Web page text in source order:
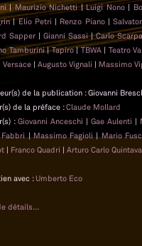
|Maurizio Nichetti|Luigi Nono|
|Elio Petri | Renzo Piano|
Sapper| Gianni Sassi|Carlo Scarpa
Tamburini|Tapiro|TBWA| Teatro
Versace | Augusto Vignali | Massimo
de la publication : Giovanni
de la préface :Claude Mollard
: Giovanni Anceschi | Gae Aulenti |
Fabbri|Massimo Fagioli|Mario
| Franco Quadri | Arturo Carlo
avec : Umberto Eco
détails...